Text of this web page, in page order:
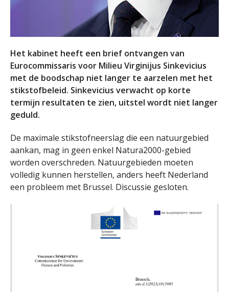
Het kabinet heeft een brief ontvangen van
Eurocommissaris voor Milieu Virginijus Sinkevicius
met de boodschap niet langer te aarzelen met het
stikstofbeleid. Sinkevicius verwacht op korte
termijn resultaten te zien, uitstel wordt niet langer
geduld.
De maximale stikstofneerslag die een natuurgebied
aankan, mag in geen enkel Natura2000-gebied
worden overschreden. Natuurgebieden moeten
volledig kunnen herstellen, anders heeft Nederland
een probleem met Brussel. Discussie gesloten.